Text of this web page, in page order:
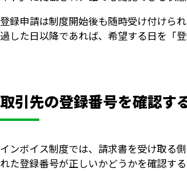
登録申請は制度開始後も随時受け付けら
過した日以降であれば、希望する日を「
取引先の登録番号を確認す
インボイス制度では、請求書を受け取る
れた登録番号が正しいかどうかを確認す